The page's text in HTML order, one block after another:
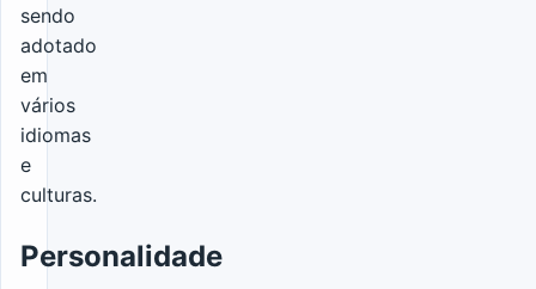
sendo
adotado
em
vários
idiomas
e
culturas.
Personalidade